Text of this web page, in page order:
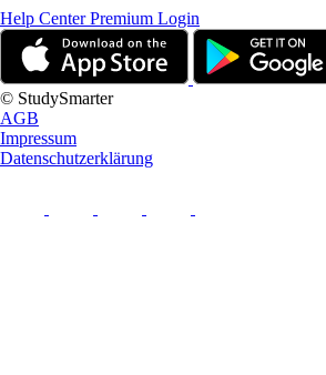
Help CenterPremium Login
© StudySmarter
AGB
Impressum
Datenschutzerklärung